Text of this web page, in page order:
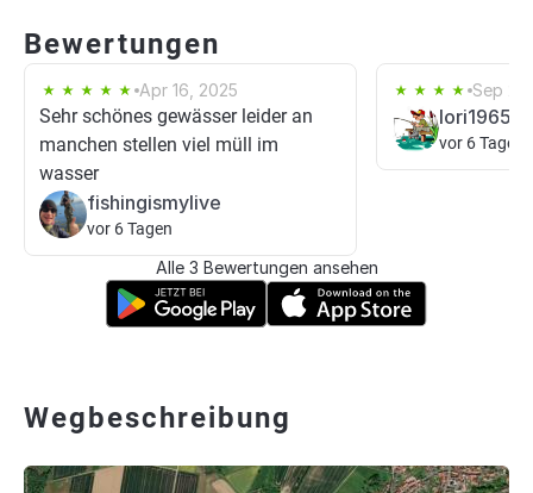
Bewertungen
Apr 16, 2025
Sehr schönes gewässer leider an
manchen stellen viel müll im
wasser
fishingismylive
vor 6 Tagen
Sep
lori1965
vor 6 Tagen
Alle 3 Bewertungen ansehen
Wegbeschreibung